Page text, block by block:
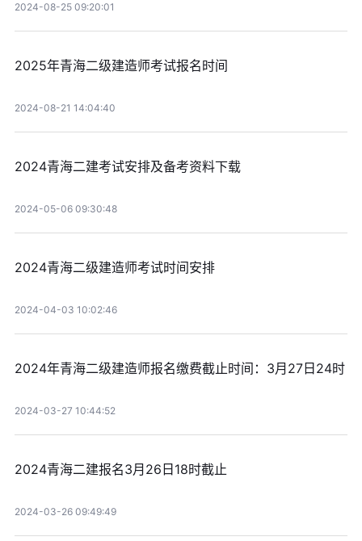
2024-08-25 09:20:01
2025年青海二级建造师考试报名时间
2024-08-21 14:04:40
2024青海二建考试安排及备考资料下载
2024-05-06 09:30:48
2024青海二级建造师考试时间安排
2024-04-03 10:02:46
2024年青海二级建造师报名缴费截止时间：3月27日24时
2024-03-27 10:44:52
2024青海二建报名3月26日18时截止
2024-03-26 09:49:49